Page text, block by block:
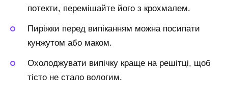
потекти, перемішайте його з крохмалем.
Пиріжки перед випіканням можна посипати
кунжутом або маком.
Охолоджувати випічку краще на решітці, щоб
тісто не стало вологим.